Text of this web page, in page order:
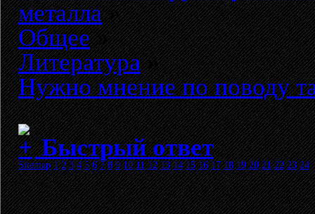
металла»
Общее»
Литература»
Нужно мнение по поводу
Быстрый ответ
Sitemap 1 2 3 4 5 6 7 8 9 10 11 12 13 14 15 16 17 18 19 20 21 22 23 24